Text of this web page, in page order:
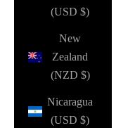
(USD $)
New
Zealand
(NZD $)
Nicaragua
(USD $)